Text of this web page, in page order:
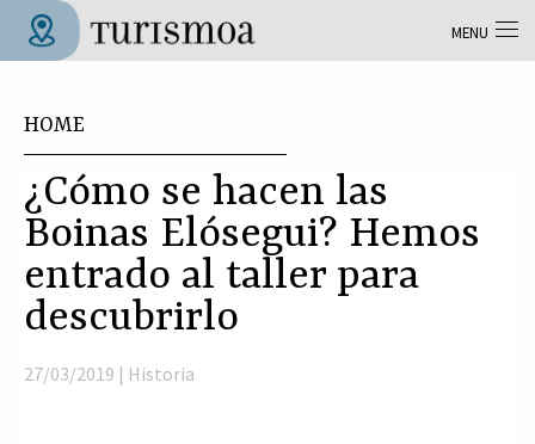
Skip to main content
HOME
¿Cómo se hacen las
Boinas Elósegui? Hemos
entrado al taller para
descubrirlo
27/03/2019 | Historia
MENU